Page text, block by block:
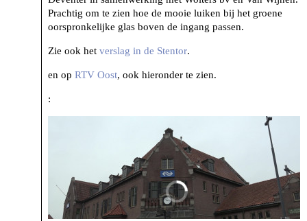
Prachtig om te zien hoe de mooie luiken bij het groene
oorspronkelijke glas boven de ingang passen.
Zie ook het verslag in de Stentor.
en op RTV Oost, ook hieronder te zien.
: